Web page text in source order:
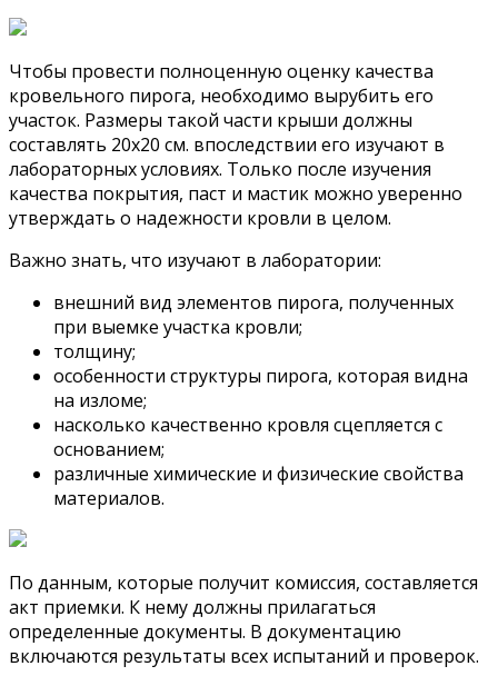
Чтобы провести полноценную оценку качества
кровельного пирога, необходимо вырубить его
участок. Размеры такой части крыши должны
составлять 20х20 см. впоследствии его изучают в
лабораторных условиях. Только после изучения
качества покрытия, паст и мастик можно уверенно
утверждать о надежности кровли в целом.
Важно знать, что изучают в лаборатории:
внешний вид элементов пирога, полученных
при выемке участка кровли;
толщину;
особенности структуры пирога, которая видна
на изломе;
насколько качественно кровля сцепляется с
основанием;
различные химические и физические свойства
материалов.
По данным, которые получит комиссия, составляется
акт приемки. К нему должны прилагаться
определенные документы. В документацию
включаются результаты всех испытаний и проверок.